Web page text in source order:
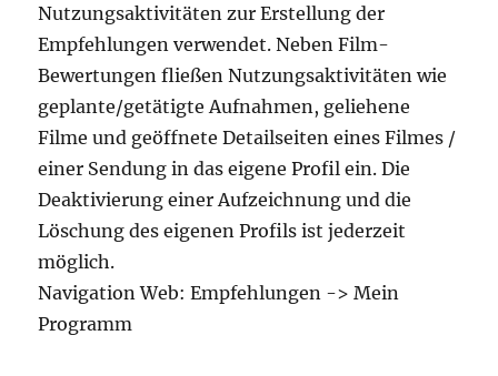
Nutzungsaktivitäten zur Erstellung der
Empfehlungen verwendet. Neben Film-
Bewertungen fließen Nutzungsaktivitäten wie
geplante/getätigte Aufnahmen, geliehene
Filme und geöffnete Detailseiten eines Filmes /
einer Sendung in das eigene Profil ein. Die
Deaktivierung einer Aufzeichnung und die
Löschung des eigenen Profils ist jederzeit
möglich.
Navigation Web: Empfehlungen -> Mein
Programm